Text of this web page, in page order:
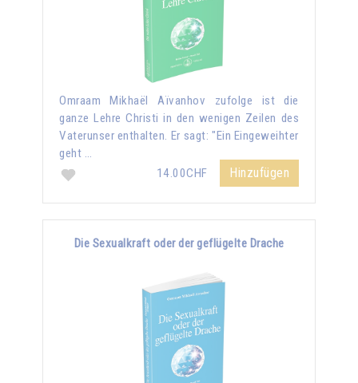
Omraam Mikhaël Aïvanhov zufolge ist die
ganze Lehre Christi in den wenigen Zeilen des
Vaterunser enthalten. Er sagt: "Ein Eingeweihter
geht …
14.00CHF
Hinzufügen
Die Sexualkraft oder der geflügelte Drache